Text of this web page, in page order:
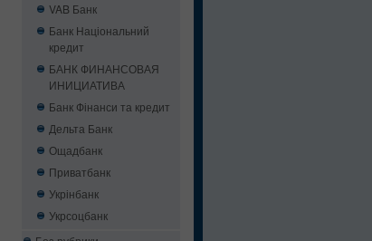
VAB Банк
Банк Національний
кредит
БАНК ФИНАНСОВАЯ
ИНИЦИАТИВА
Банк Фінанси та кредит
Дельта Банк
Ощадбанк
Приватбанк
Укрінбанк
Укрсоцбанк